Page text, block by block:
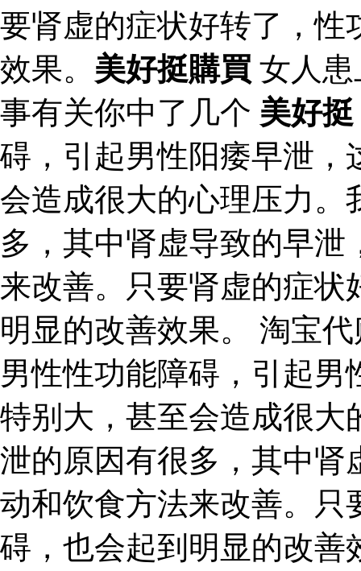
要肾虚的症状好转了，性
效果。 美好挺購買 女人
事有关你中了几个 美好挺
碍，引起男性阳痿早泄，
会造成很大的心理压力。
多，其中肾虚导致的早
来改善。只要肾虚的症状
明显的改善效果。 淘宝
男性性功能障碍，引起
特别大，甚至会造成很大
泄的原因有很多，其中肾
动和饮食方法来改善。只
碍，也会起到明显的改善